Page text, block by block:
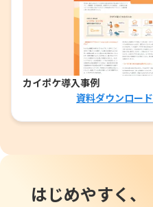
カイポケ導入事例
資料ダウンロード
はじめやすく、